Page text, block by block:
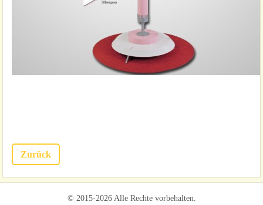
Zurück
© 2015-2026 Alle Rechte vorbehalten.